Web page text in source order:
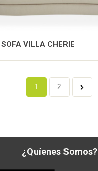
SOFA VILLA CHERIE
1 2
¿Quíenes Somos?